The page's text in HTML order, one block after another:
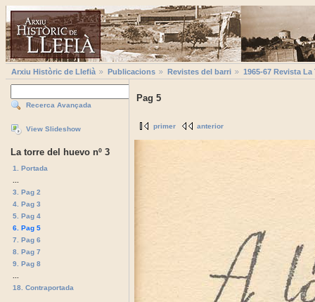
Arxiu Històric de Llefià Publicacions Revistes del barri 1965-67 Revista
Recerca Avançada
View Slideshow
La torre del huevo nº 3
1. Portada
3. Pag 2
4. Pag 3
5. Pag 4
6. Pag 5
7. Pag 6
8. Pag 7
9. Pag 8
18. Contraportada
Pag 5
primer anterior